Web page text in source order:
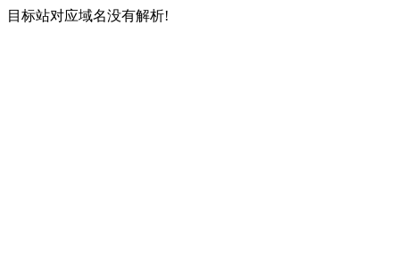
目标站对应域名没有解析!